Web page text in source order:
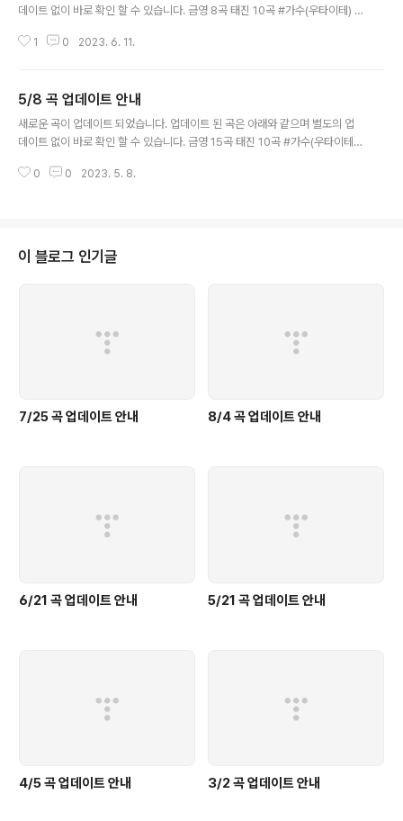
데이트 없이 바로 확인 할 수 있습니다. 금영 8곡 태진 10곡 #가수(우타이테) 4
승 중! (P마루사마) #애니메이션 44930 Remember (나츠메 우인장: 세상
드) 44927 잔기 (체인소 맨) #가수(우타이테) 68784 창문 안에서 (BUMP
OF CHICKEN) 44922 어른인 척 (새로운 학교의 리더즈) 68779 화요일은
츄데이 (HoneyWorks) ..
1 0 2023. 6. 11.
5/8 곡 업데이트 안내
새로운 곡이 업데이트 되었습니다. 업데이트 된 곡은 아래와 같으며 별도의 업
데이트 없이 바로 확인 할 수 있습니다. 금영 15곡 태진 10곡 #가수(우타이테)
922 어른인 척 (새로운 학교의 리더즈) 44921 화요일은 츄데이 (HoneyWor
44916 uni-verse (그리드맨 유니버스) 44915 LOVE NO HATE (테크노
로이드..
0 0 2023. 5. 8.
이 블로그 인기글
7/25 곡 업데이트 안내 8/4 곡 업데이트 안내
6/21 곡 업데이트 안내 5/21 곡 업데이트 안내
4/5 곡 업데이트 안내 3/2 곡 업데이트 안내